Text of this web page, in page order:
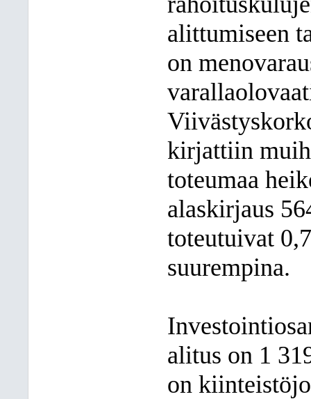
alittumiseen
on
kirjattiin
toteumaa
alaskirjaus
toteutuivat
suurempina.
alitus on 1
on